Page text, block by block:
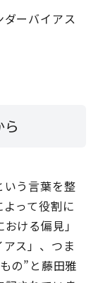
ーバイアス
いう言葉を整
って役割に
ける偏見」
ス」、つま
の”と藤田雅